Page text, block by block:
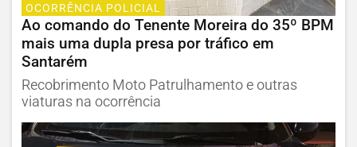
OCORRÊNCIA POLICIAL
Ao comando do Tenente Moreira do 35º BPM
mais uma dupla presa por tráfico em
Santarém
Recobrimento Moto Patrulhamento e outras
viaturas na ocorrência